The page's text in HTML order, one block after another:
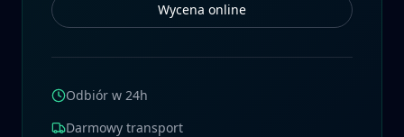
Wycena online
Odbiór w 24h
Darmowy transport